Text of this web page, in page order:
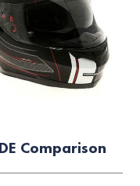
Comparison